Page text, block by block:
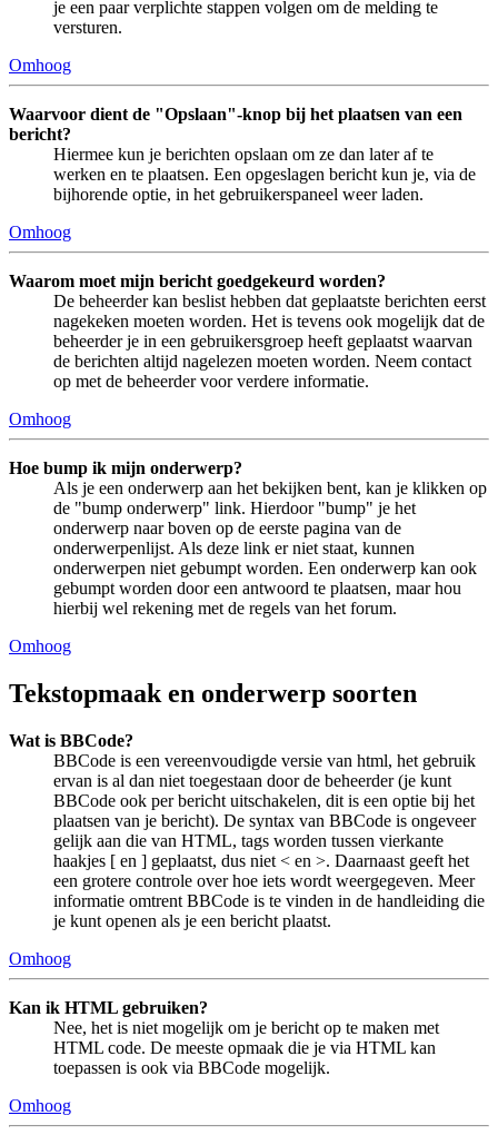
je een paar verplichte stappen volgen om de melding te
versturen.
Omhoog
Waarvoor dient de "Opslaan"-knop bij het plaatsen van een
bericht?
Hiermee kun je berichten opslaan om ze dan later af te
werken en te plaatsen. Een opgeslagen bericht kun je, via de
bijhorende optie, in het gebruikerspaneel weer laden.
Omhoog
Waarom moet mijn bericht goedgekeurd worden?
De beheerder kan beslist hebben dat geplaatste berichten eerst
nagekeken moeten worden. Het is tevens ook mogelijk dat de
beheerder je in een gebruikersgroep heeft geplaatst waarvan
de berichten altijd nagelezen moeten worden. Neem contact
op met de beheerder voor verdere informatie.
Omhoog
Hoe bump ik mijn onderwerp?
Als je een onderwerp aan het bekijken bent, kan je klikken op
de "bump onderwerp" link. Hierdoor "bump" je het
onderwerp naar boven op de eerste pagina van de
onderwerpenlijst. Als deze link er niet staat, kunnen
onderwerpen niet gebumpt worden. Een onderwerp kan ook
gebumpt worden door een antwoord te plaatsen, maar hou
hierbij wel rekening met de regels van het forum.
Omhoog
Tekstopmaak en onderwerp soorten
Wat is BBCode?
BBCode is een vereenvoudigde versie van html, het gebruik
ervan is al dan niet toegestaan door de beheerder (je kunt
BBCode ook per bericht uitschakelen, dit is een optie bij het
plaatsen van je bericht). De syntax van BBCode is ongeveer
gelijk aan die van HTML, tags worden tussen vierkante
haakjes [ en ] geplaatst, dus niet < en >. Daarnaast geeft het
een grotere controle over hoe iets wordt weergegeven. Meer
informatie omtrent BBCode is te vinden in de handleiding die
je kunt openen als je een bericht plaatst.
Omhoog
Kan ik HTML gebruiken?
Nee, het is niet mogelijk om je bericht op te maken met
HTML code. De meeste opmaak die je via HTML kan
toepassen is ook via BBCode mogelijk.
Omhoog